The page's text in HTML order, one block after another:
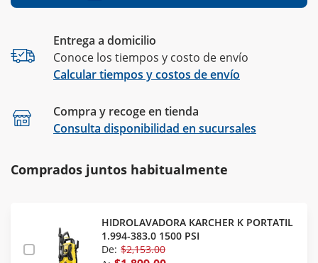
Entrega a domicilio
Conoce los tiempos y costo de envío
Calcular tiempos y costos de envío
Compra y recoge en tienda
Consulta disponibilidad en sucursales
Comprados juntos habitualmente
HIDROLAVADORA KARCHER K PORTATIL
1.994-383.0 1500 PSI
De: $2,153.00